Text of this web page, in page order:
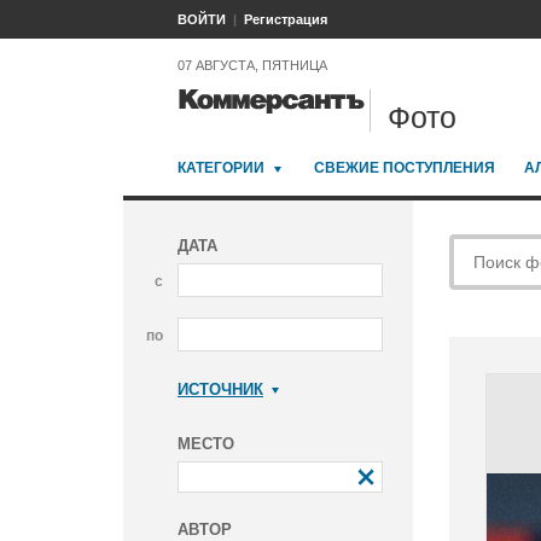
ВОЙТИ Регистрация
07 АВГУСТА, ПЯТНИЦА
Фото
КАТЕГОРИИ СВЕЖИЕ ПОСТУПЛЕНИЯ
ДАТА
с
по
ИСТОЧНИК
МЕСТО
АВТОР